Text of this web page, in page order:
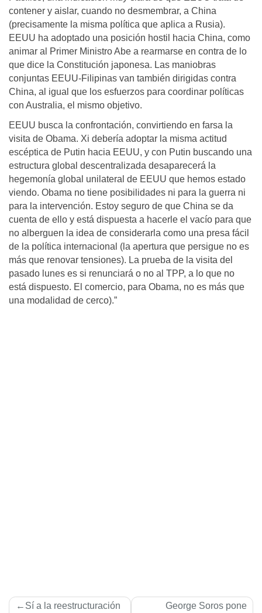
contener y aislar, cuando no desmembrar, a China
(precisamente la misma política que aplica a Rusia).
EEUU ha adoptado una posición hostil hacia China, como
animar al Primer Ministro Abe a rearmarse en contra de lo
que dice la Constitución japonesa. Las maniobras
conjuntas EEUU-Filipinas van también dirigidas contra
China, al igual que los esfuerzos para coordinar políticas
con Australia, el mismo objetivo.
EEUU busca la confrontación, convirtiendo en farsa la
visita de Obama. Xi debería adoptar la misma actitud
escéptica de Putin hacia EEUU, y con Putin buscando una
estructura global descentralizada desaparecerá la
hegemonía global unilateral de EEUU que hemos estado
viendo. Obama no tiene posibilidades ni para la guerra ni
para la intervención. Estoy seguro de que China se da
cuenta de ello y está dispuesta a hacerle el vacío para que
no alberguen la idea de considerarla como una presa fácil
de la política internacional (la apertura que persigue no es
más que renovar tensiones). La prueba de la visita del
pasado lunes es si renunciará o no al TPP, a lo que no
está dispuesto. El comercio, para Obama, no es más que
una modalidad de cerco).”
Navegación
Sí­ a la reestructuración
George Soros pone